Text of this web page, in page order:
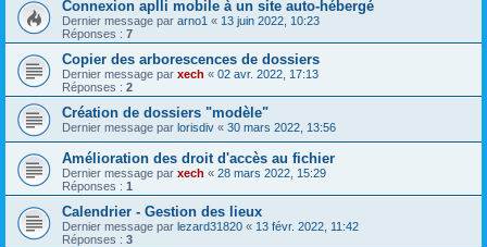
Connexion aplli mobile à un site auto-hébergé
Dernier message par arno1 « 13 juin 2022, 10:23
Réponses : 7
Copier des arborescences de dossiers
Dernier message par xech « 02 avr. 2022, 17:13
Réponses : 2
Création de dossiers "modèle"
Dernier message par lorisdiv « 30 mars 2022, 13:56
Amélioration des droit d'accès au fichier
Dernier message par xech « 28 mars 2022, 15:29
Réponses : 1
Calendrier - Gestion des lieux
Dernier message par lezard31820 « 13 févr. 2022, 11:42
Réponses : 3